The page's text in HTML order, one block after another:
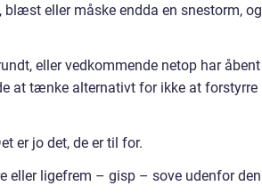
eller måske endda en snestorm, og
eller vedkommende netop har åbent
at tænke alternativt for ikke at forstyrre
er jo det, de er til for.
eller ligefrem – gisp – sove udenfor den